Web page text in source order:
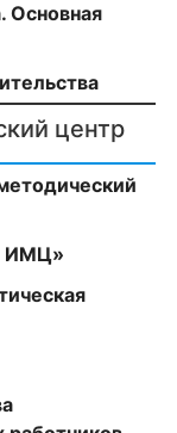
Основная
центр
ИМЦ»